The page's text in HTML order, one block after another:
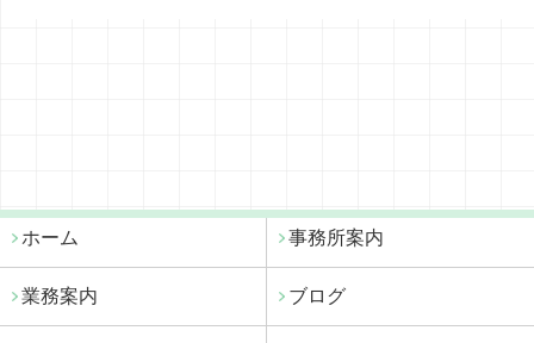
ホーム 事務所案内
業務案内 ブログ